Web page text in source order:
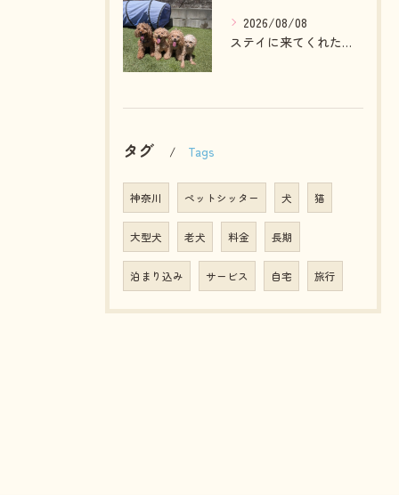
2026/08/08
ステイに来てくれたプードルファミリー💓
タグ Tags
神奈川 ペットシッター 犬 猫
大型犬 老犬 料金 長期
泊まり込み サービス 自宅 旅行